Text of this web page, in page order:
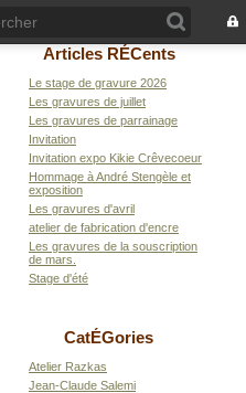
Articles RÉCents
Le stage de gravure 2026
Les gravures de juillet
Les gravures de parrainage
Invitation
Invitation expo Kikie Crêvecoeur
Hommage à André Stengèle et
exposition
Les gravures d'avril
atelier de fabrication d'encre
Les gravures de la souscription
de mars.
Stage d'été
CatÉGories
Atelier Razkas
Jean-Claude Salemi